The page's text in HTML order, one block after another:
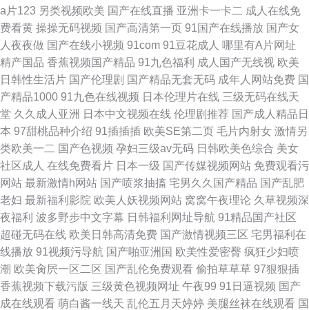
a片123 另类视频欧美 国产在线直播 亚洲卡一卡二 成人在线免
费看黄 操操无码视频 国产高清第一页 91国产在线播放 国产女
人夜夜做 国产在线小视频 91com 91豆花成人 哪里有A片网址
精产国品 香蕉视频国产精品 91九色福利 成人国产无线视 欧美
日韩性生活片 国产伦理剧 国产精品无套无码 成年人网站免费 国
产精品1000 91九色在线视频 日本伦理片在线 三级无码在线天
堂 久久成人亚洲 日本中文视频在线 伦理剧推荐 国产成人精品日
本 97甜桃品种介绍 91插插插 欧美SE第二页 毛片内射女 激情另
类欧美一二 国产色视频 孕妇三级av无码 日韩欧美色综合 美女
社区成人 在线免费看片 日本一级 国产传媒视频网站 免费观看污
网站 最新激情h网站 国产喷浆抽搐 宅男久久国产精品 国产乱肥
老妇 最新福利影院 欧美人妖视频网站 窝窝午夜理论 久草视频深
夜福利 波多野步中文字幕 日韩福利网址导航 91精品国产社区
超碰无码在线 欧美日韩高清免费 国产激情视频三区 宅男福利在
线播放 91视频污导航 国产啪亚洲国 欧美性爱密臀 疯狂少妇喷
潮 欧美肏屄一区二区 国产乱伦免费观看 偷拍草草草 97狠狠插
香蕉视频下载污版 三级黄色视频网址 午夜99 91日逼视频 国产
成在线观看 萌白酱一线天 乱伦五月天婷婷 美腿丝袜在线观看 国